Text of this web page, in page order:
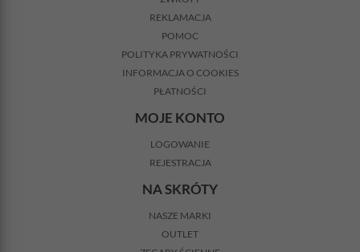
REKLAMACJA
POMOC
POLITYKA PRYWATNOŚCI
INFORMACJA O COOKIES
PŁATNOŚCI
MOJE KONTO
LOGOWANIE
REJESTRACJA
NA SKRÓTY
NASZE MARKI
OUTLET